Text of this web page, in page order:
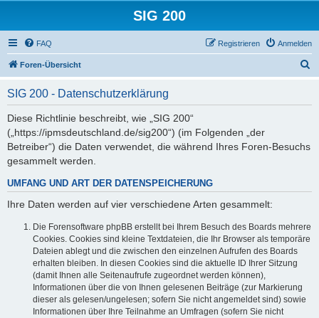
SIG 200
FAQ Anmelden
Registrieren
Foren-Übersicht
SIG 200 - Datenschutzerklärung
Diese Richtlinie beschreibt, wie „SIG 200“
(„https://ipmsdeutschland.de/sig200“) (im Folgenden „der
Betreiber“) die Daten verwendet, die während Ihres Foren-Besuchs
gesammelt werden.
UMFANG UND ART DER DATENSPEICHERUNG
Ihre Daten werden auf vier verschiedene Arten gesammelt:
Die Forensoftware phpBB erstellt bei Ihrem Besuch des Boards mehrere
Cookies. Cookies sind kleine Textdateien, die Ihr Browser als temporäre
Dateien ablegt und die zwischen den einzelnen Aufrufen des Boards
erhalten bleiben. In diesen Cookies sind die aktuelle ID Ihrer Sitzung
(damit Ihnen alle Seitenaufrufe zugeordnet werden können),
Informationen über die von Ihnen gelesenen Beiträge (zur Markierung
dieser als gelesen/ungelesen; sofern Sie nicht angemeldet sind) sowie
Informationen über Ihre Teilnahme an Umfragen (sofern Sie nicht